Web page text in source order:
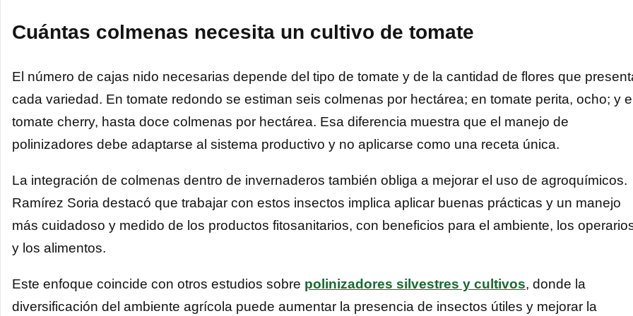
Cuántas colmenas necesita un cultivo de tomate
El número de cajas nido necesarias depende del tipo de tomate y de la cantidad de flores que
cada variedad. En tomate redondo se estiman seis colmenas por hectárea; en tomate perita, ocho; y
tomate cherry, hasta doce colmenas por hectárea. Esa diferencia muestra que el manejo de
polinizadores debe adaptarse al sistema productivo y no aplicarse como una receta única.
La integración de colmenas dentro de invernaderos también obliga a mejorar el uso de agroquímicos.
Ramírez Soria destacó que trabajar con estos insectos implica aplicar buenas prácticas y un manejo
más cuidadoso y medido de los productos fitosanitarios, con beneficios para el ambiente, los
y los alimentos.
Este enfoque coincide con otros estudios sobre polinizadores silvestres y cultivos, donde la
diversificación del ambiente agrícola puede aumentar la presencia de insectos útiles y mejorar la